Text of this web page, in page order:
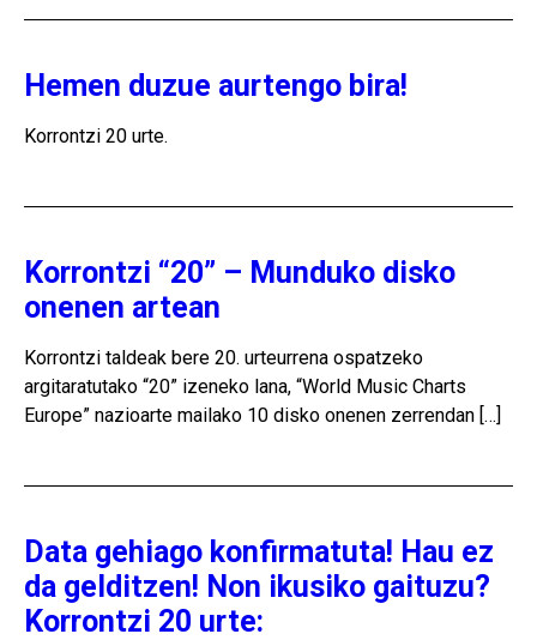
Hemen duzue aurtengo bira!
Korrontzi 20 urte.
Korrontzi “20” – Munduko disko
onenen artean
Korrontzi taldeak bere 20. urteurrena ospatzeko
argitaratutako “20” izeneko lana, “World Music Charts
Europe” nazioarte mailako 10 disko onenen zerrendan […]
Data gehiago konfirmatuta! Hau ez
da gelditzen! Non ikusiko gaituzu?
Korrontzi 20 urte: